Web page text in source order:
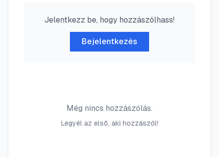
Jelentkezz be, hogy hozzászólhass!
Bejelentkezés
Még nincs hozzászólás.
Legyél az első, aki hozzászól!